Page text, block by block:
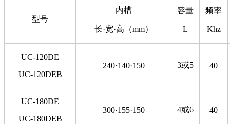
型号
内槽
长·宽·高（mm）
容量
L
频率
Khz
UC-120DE
UC-120DEB
240·140·150 3或5 40
UC-180DE
UC-180DEB
300·155·150 4或6 40